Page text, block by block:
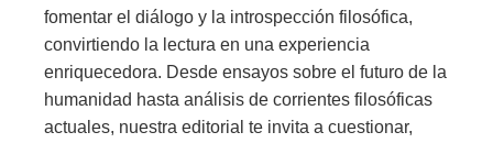
fomentar el diálogo y la introspección filosófica,
convirtiendo la lectura en una experiencia
enriquecedora. Desde ensayos sobre el futuro de la
humanidad hasta análisis de corrientes filosóficas
actuales, nuestra editorial te invita a cuestionar,